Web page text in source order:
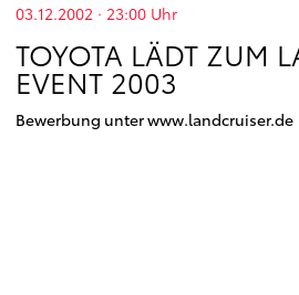
03.12.2002 · 23:00 Uhr
TOYOTA LÄDT ZUM
EVENT 2003
Bewerbung unter www.landcruiser.de